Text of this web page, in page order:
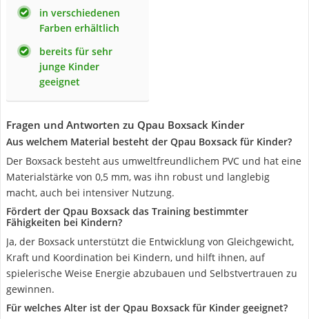
in verschiedenen
Farben erhältlich
bereits für sehr
junge Kinder
geeignet
Fragen und Antworten zu Qpau Boxsack Kinder
Aus welchem Material besteht der Qpau Boxsack für Kinder?
Der Boxsack besteht aus umweltfreundlichem PVC und hat eine
Materialstärke von 0,5 mm, was ihn robust und langlebig
macht, auch bei intensiver Nutzung.
Fördert der Qpau Boxsack das Training bestimmter
Fähigkeiten bei Kindern?
Ja, der Boxsack unterstützt die Entwicklung von Gleichgewicht,
Kraft und Koordination bei Kindern, und hilft ihnen, auf
spielerische Weise Energie abzubauen und Selbstvertrauen zu
gewinnen.
Für welches Alter ist der Qpau Boxsack für Kinder geeignet?